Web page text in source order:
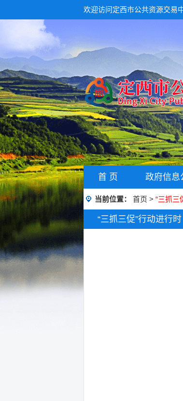
欢迎访问定西市公共资源交易
首 页 政府信息
当前位置： 首页 > “三抓三
“三抓三促”行动进行时